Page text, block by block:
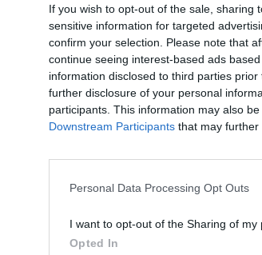
If you wish to opt-out of the sale, sharing
sensitive information for targeted
confirm your selection. Please note that
continue seeing interest-based ads
information disclosed to third parties
further disclosure of your personal
participants. This information may also
Downstream Participants that may further
Personal Data Processing Opt Outs
I want to opt-out of the Sharing of my
Opted In
tudja még, mitől.